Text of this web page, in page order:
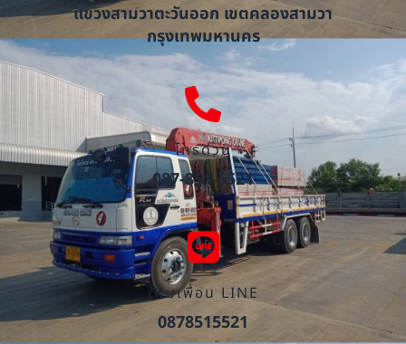
แขวงสามวาตะวันออก เขตคลองสามวา
กรุงเทพมหานคร
โทรด่วน
087-851-5521
เพิ่มเพื่อน LINE
0878515521